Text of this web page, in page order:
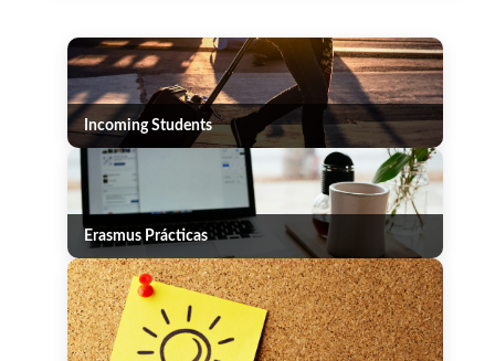
Incoming Students
Erasmus Prácticas